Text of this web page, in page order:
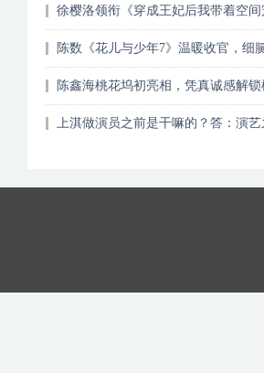
徐樱洛领衔《穿成王妃后我带着空间
陈数《花儿与少年7》温暖收官，细
陈鑫海桃花坞初亮相，凭真诚感解
上淇做演员之前是干嘛的？答：演艺